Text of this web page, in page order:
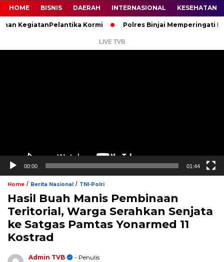
HOME BISNIS DAERAH INTERNASIONAL KESEHATAN
Kormi Polres Binjai Memperingati Hari
LIVE TVB
00:00 01:44
Home / Berita Nasional / TNI-Polri
Hasil Buah Manis Pembinaan
Teritorial, Warga Serahkan Senjata
ke Satgas Pamtas Yonarmed 11
Kostrad
Admin TVB
- Penulis